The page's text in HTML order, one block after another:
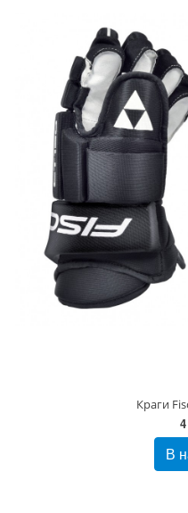
Краги
В